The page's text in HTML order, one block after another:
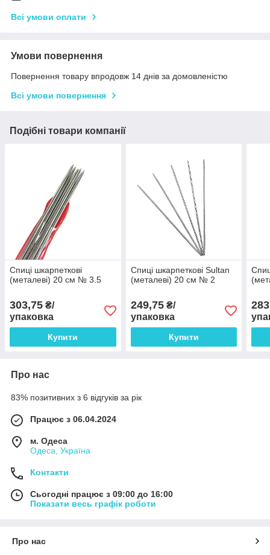
Всі умови оплати
Умови повернення
Повернення товару впродовж 14 днів за домовленістю
Всі умови повернення
Подібні товари компанії
Спиці шкарпеткові
(металеві) 20 см № 3.5
303,75 ₴/
упаковка
Купити
Спиці шкарпеткові Sultan
(металеві) 20 см № 2
249,75₴/
упаковка
Купити
Про нас
83% позитивних з 6 відгуків за рік
Працює з 06.04.2024
м. Одеса
Одеса, Україна
Контакти
Сьогодні працює з 09:00 до 16:00
Показати весь графік роботи
Про нас